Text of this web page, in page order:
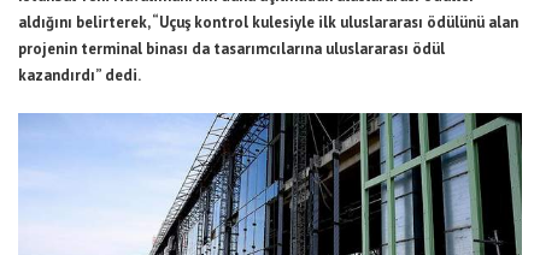
aldığını belirterek, “Uçuş kontrol kulesiyle ilk uluslararası ödülünü alan
projenin terminal binası da tasarımcılarına uluslararası ödül
kazandırdı” dedi.